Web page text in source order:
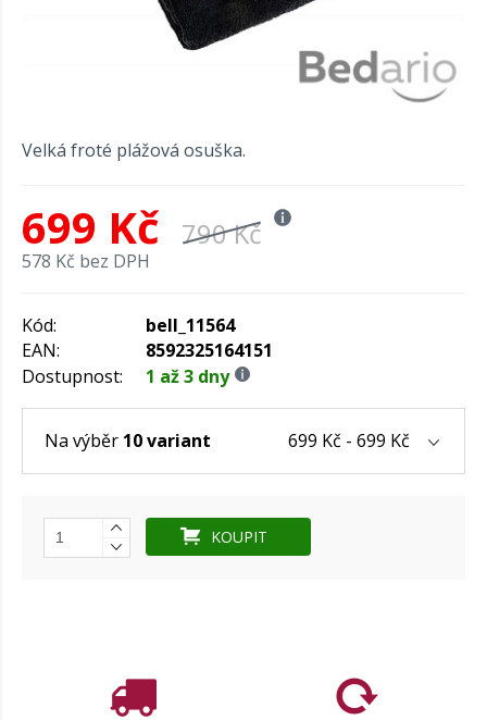
Velká froté plážová osuška.
699 Kč 790 Kč
578 Kč bez DPH
Kód:
bell_11564
EAN:
8592325164151
Dostupnost:
1 až 3 dny
Na výběr 10 variant 699 Kč - 699 Kč
KOUPIT